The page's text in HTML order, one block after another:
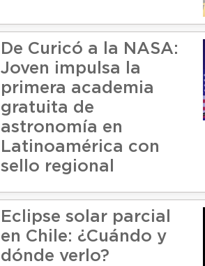
De Curicó a la NASA:
Joven impulsa la
primera academia
gratuita de
astronomía en
Latinoamérica con
sello regional
Eclipse solar parcial
en Chile: ¿Cuándo y
dónde verlo?